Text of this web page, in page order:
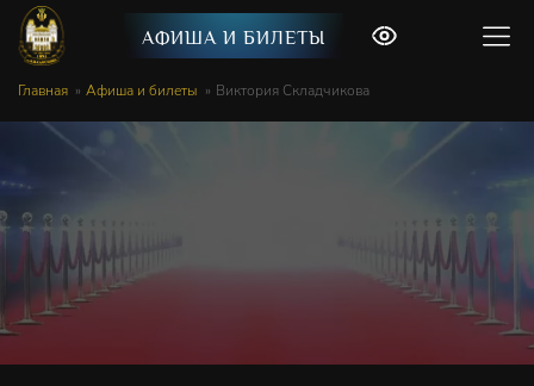
АФИША И БИЛЕТЫ
Главная Афиша и билеты Виктория Складчикова